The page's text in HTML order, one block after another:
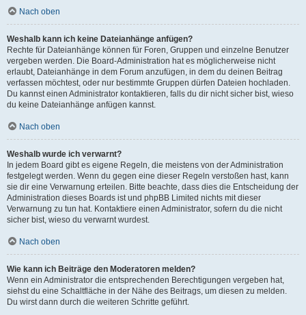
Nach oben
Weshalb kann ich keine Dateianhänge anfügen?
Rechte für Dateianhänge können für Foren, Gruppen und einzelne Benutzer
vergeben werden. Die Board-Administration hat es möglicherweise nicht
erlaubt, Dateianhänge in dem Forum anzufügen, in dem du deinen Beitrag
verfassen möchtest, oder nur bestimmte Gruppen dürfen Dateien hochladen.
Du kannst einen Administrator kontaktieren, falls du dir nicht sicher bist, wieso
du keine Dateianhänge anfügen kannst.
Nach oben
Weshalb wurde ich verwarnt?
In jedem Board gibt es eigene Regeln, die meistens von der Administration
festgelegt werden. Wenn du gegen eine dieser Regeln verstoßen hast, kann
sie dir eine Verwarnung erteilen. Bitte beachte, dass dies die Entscheidung der
Administration dieses Boards ist und phpBB Limited nichts mit dieser
Verwarnung zu tun hat. Kontaktiere einen Administrator, sofern du die nicht
sicher bist, wieso du verwarnt wurdest.
Nach oben
Wie kann ich Beiträge den Moderatoren melden?
Wenn ein Administrator die entsprechenden Berechtigungen vergeben hat,
siehst du eine Schaltfläche in der Nähe des Beitrags, um diesen zu melden.
Du wirst dann durch die weiteren Schritte geführt.